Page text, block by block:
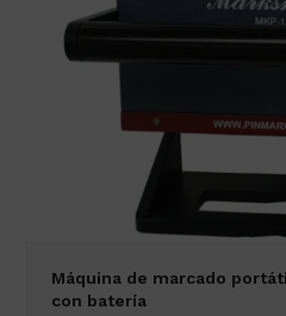
Máquina de marcado
con batería